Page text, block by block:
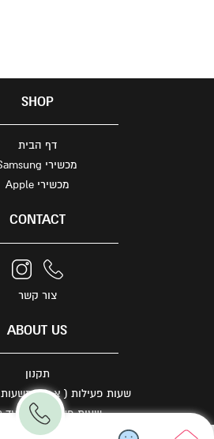
SHOP
דף הבית
מכשירי Samsung
מכשירי Apple
CONTACT
צור קשר
ABOUT US
תקנון
שעות פעילות ( א - ה משעות 9 עד 20:00 )
שעות פעילות ( ו 9 עד 14:00 )